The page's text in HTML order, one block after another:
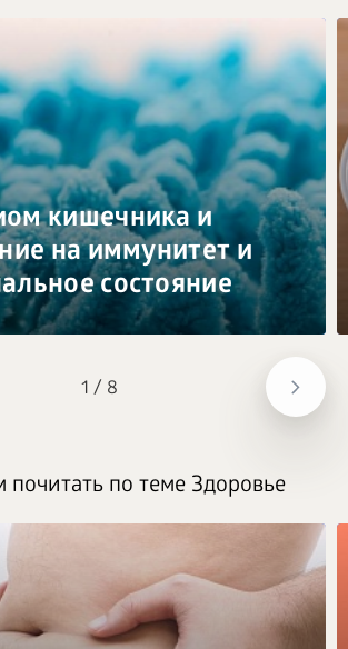
1 / 8
кишечника и
на иммунитет и
состояние
почитать по теме Здоровье